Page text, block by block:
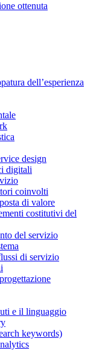
ottenuta
dell’esperienza
design
digitali
coinvolti
di valore
costitutivi del
del servizio
di servizio
e il linguaggio
keywords)